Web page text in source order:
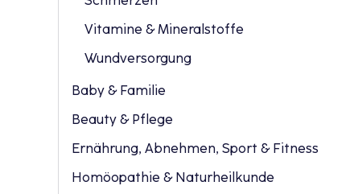
Vitamine & Mineralstoffe
Wundversorgung
Baby & Familie
Beauty & Pflege
Ernährung, Abnehmen, Sport & Fitness
Homöopathie & Naturheilkunde